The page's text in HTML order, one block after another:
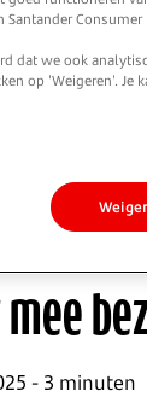
- 3 minuten
Consumer
dat we ook
op 'Weigeren'. Je